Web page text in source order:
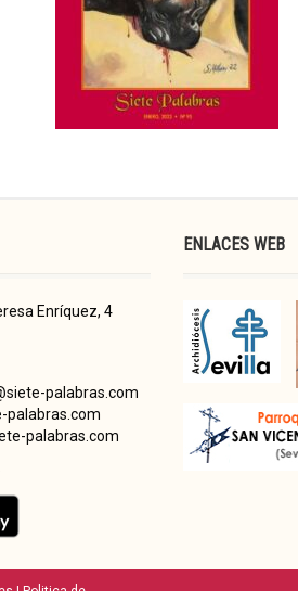
Enríquez, 4
palabras.com
palabras.com
palabras.com
ENLACES WEB